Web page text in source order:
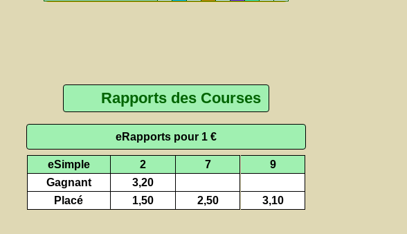
Rapports des Courses
eRapports pour 1 €
eSimple 2 7
9
Gagnant
3,20
Placé
1,50 2,50 3,10